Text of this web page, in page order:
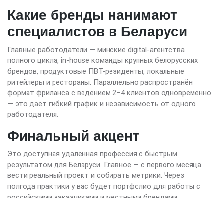
Какие бренды нанимают
специалистов в Беларуси
Главные работодатели — минские digital-агентства
полного цикла, in-house команды крупных белорусских
брендов, продуктовые ПВТ-резиденты, локальные
ритейлеры и рестораны. Параллельно распространён
формат фриланса с ведением 2–4 клиентов одновременно
— это даёт гибкий график и независимость от одного
работодателя.
Финальный акцент
Это доступная удалённая профессия с быстрым
результатом для Беларуси. Главное — с первого месяца
вести реальный проект и собирать метрики. Через
полгода практики у вас будет портфолио для работы с